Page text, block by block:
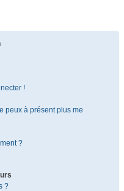
!
peux à présent plus me
?
?